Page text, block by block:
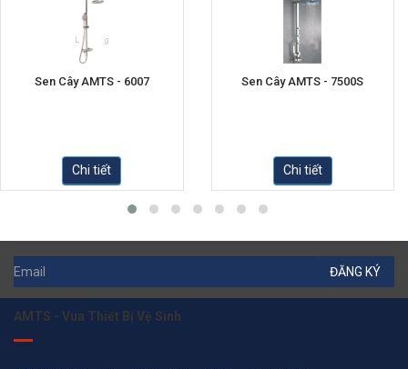
Sen Cây AMTS - 6007
Chi tiết
Sen Cây AMTS - 7500S
Chi tiết
ĐĂNG KÝ
AMTS - Vua Thiết Bị Vệ Sinh